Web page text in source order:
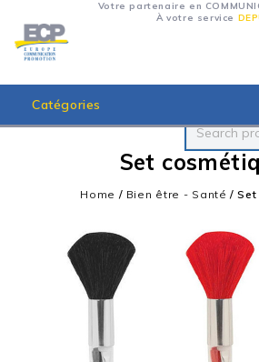
Votre partenaire en
À votre service
Catégories
Set
Home / Bien être - Santé /